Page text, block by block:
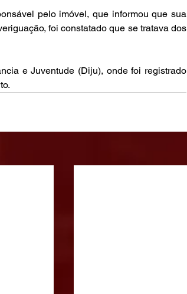
pelo imóvel, que informou que sua
foi constatado que se tratava dos
e Juventude (Diju), onde foi registrado